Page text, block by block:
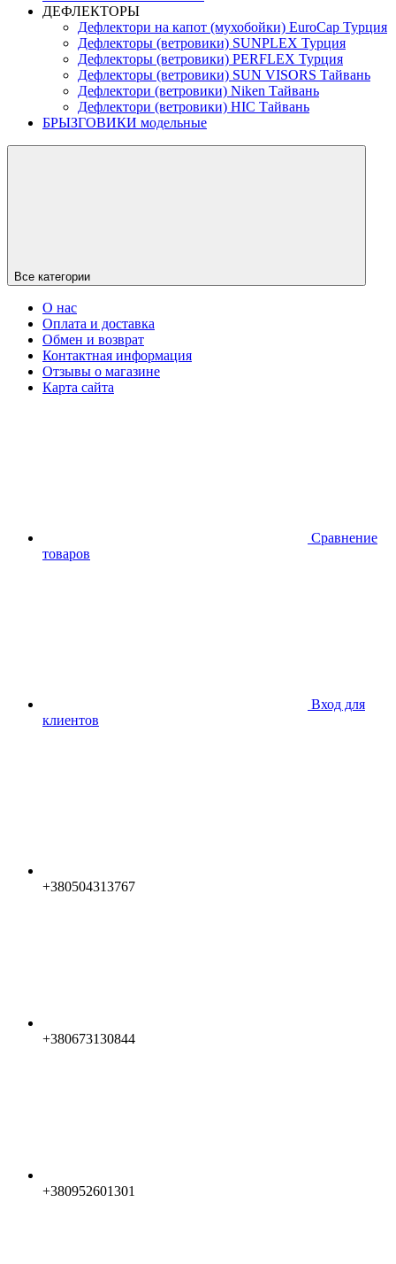
ДЕФЛЕКТОРЫ
Дефлектори на капот (мухобойки) EuroCap Турция
Дефлекторы (ветровики) SUNPLEX Турция
Дефлекторы (ветровики) PERFLEX Турция
Дефлекторы (ветровики) SUN VISORS Тайвань
Дефлектори (ветровики) Niken Тайвань
Дефлектори (ветровики) HIC Тайвань
БРЫЗГОВИКИ модельные
Все категории
О нас
Оплата и доставка
Обмен и возврат
Контактная информация
Отзывы о магазине
Карта сайта
Сравнение
товаров
Вход для
клиентов
+380504313767
+380673130844
+380952601301